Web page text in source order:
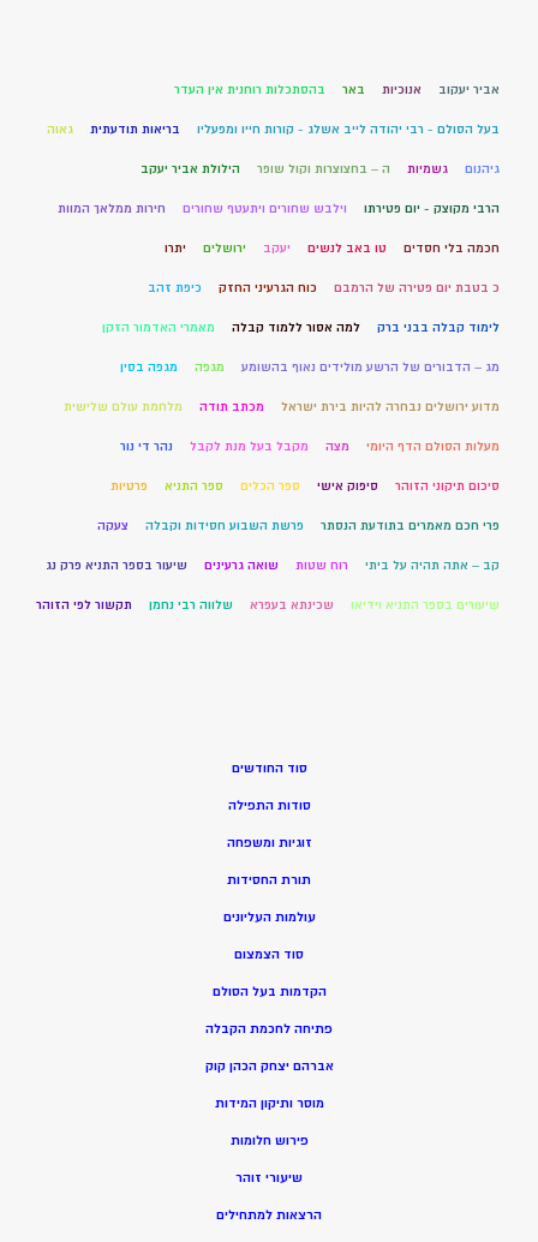
אביר יעקוב אנוכיות באר בהסתכלות רוחנית אין העדר
בעל הסולם - רבי יהודה לייב אשלג - קורות חייו ומפעליו בריאות תודעתית גאוה
גיהנום גשמיות ה – בחצוצרות וקול שופר הילולת אביר יעקב
הרבי מקוצק - יום פטירתו וילבש שחורים ויתעטף שחורים חירות ממלאך המוות
חכמה בלי חסדים טו באב לנשים יעקב ירושלים יתרו
כ בטבת יום פטירה של הרמבם כוח הגרעיני החזק כיפת זהב
לימוד קבלה בבני ברק למה אסור ללמוד קבלה מאמרי האדמור הזקן
מג – הדבורים של הרשע מולידים נאוף בהשומע מגפה מגפה בסין
מדוע ירושלים נבחרה להיות בירת ישראל מכתב תודה מלחמת עולם שלישית
מעלות הסולם הדף היומי מצה מקבל בעל מנת לקבל נהר די נור
סיכום תיקוני הזוהר סיפוק אישי ספר הכלים ספר התניא פרטיות
פרי חכם מאמרים בתודעת הנסתר פרשת השבוע חסידות וקבלה צעקה
קב – אתה תהיה על ביתי רוח שטות שואה גרעינים שיעור בספר התניא פרק נג
שיעורים בספר התניא וידיאו שכינתא בעפרא שלווה רבי נחמן תקשור לפי הזוהר
סוד החודשים
סודות התפילה
זוגיות ומשפחה
תורת החסידות
עולמות העליונים
סוד הצמצום
הקדמות בעל הסולם
פתיחה לחכמת הקבלה
אברהם יצחק הכהן קוק
מוסר ותיקון המידות
פירוש חלומות
שיעורי זוהר
הרצאות למתחילים